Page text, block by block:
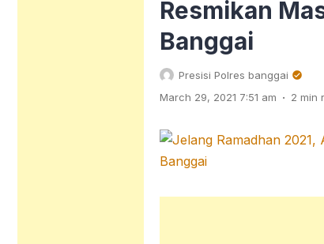
Resmikan
Banggai
Presisi Polres banggai
March 29, 2021 7:51 am . 2 min